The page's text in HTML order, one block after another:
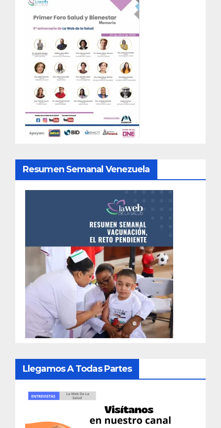
Resumen Semanal Venezuela
Llegamos A Todas Partes